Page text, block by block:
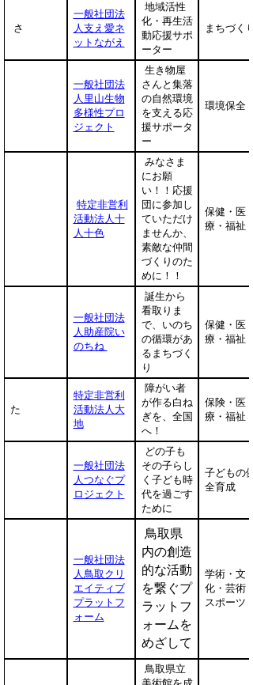
さ
一般社団法
人支え愛ネ
ットながえ
地域活性
化・再生活
動応援サポ
ーター
まちづくり
一般社団法
人里山生物
多様性プロ
ジェクト
生き物屋
さんと集落
の自然環境
を支える応
援サポータ
ー
環境保全
特定非営利
活動法人十
人十色
みなさま
にお願
い！！応援
団に参加し
ていただけ
ませんか、
素敵な仲間
づくりのた
めに！！
保健・医
療・福祉
一般社団法
人助産院い
のちね
誕生から
看取りま
で、いのち
の循環があ
るまちづく
り
保健・医
療・福祉
た
特定非営利
活動法人大
地
障がい者
が作る白ね
ぎを、全国
へ！
保険・医
療・福祉
一般社団法
人つなぐプ
ロジェクト
どの子も
その子らし
く子ども時
代を過ごす
ために
子どもの健
全育成
一般社団法
人鳥取クリ
エイティブ
プラットフ
ォーム
鳥取県
内の創造
的な活動
を繋ぐプ
ラットフ
ォームを
めざして
学術・文
化・芸術・
スポーツ
鳥取県立